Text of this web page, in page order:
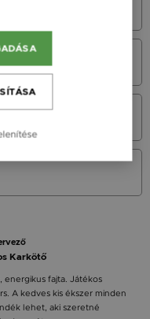
Karkötő
fajta. Játékos
A kedves kis ékszer minden
lehet, aki szeretné